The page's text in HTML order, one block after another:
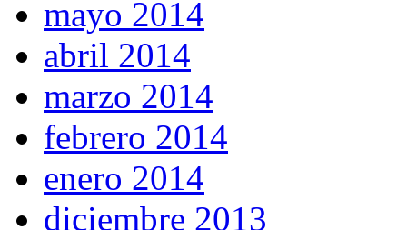
mayo 2014
abril 2014
marzo 2014
febrero 2014
enero 2014
diciembre 2013